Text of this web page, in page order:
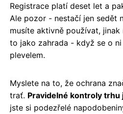
Registrace platí deset let a
Ale pozor - nestačí jen sedět
musíte aktivně používat,
to jako zahrada - když se o
plevelem.
Myslete na to, že ochrana
trať. Pravidelné kontroly trhu
jste si podezřelé